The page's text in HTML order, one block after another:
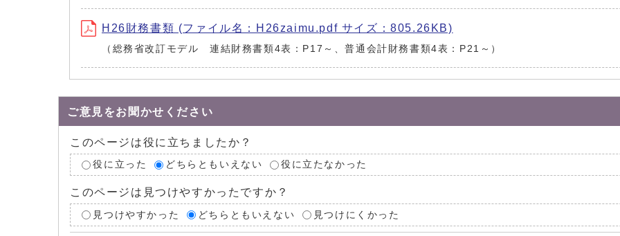
H26財務書類 (ファイル名：H26zaimu.pdf サイズ：805.26KB)
（総務省改訂モデル 連結財務書類4表：P17～、普通会計財務書類4表：P21～）
ご意見をお聞かせください
このページは役に立ちましたか？
役に立った どちらともいえない 役に立たなかった
このページは見つけやすかったですか？
見つけやすかった どちらともいえない 見つけにくかった